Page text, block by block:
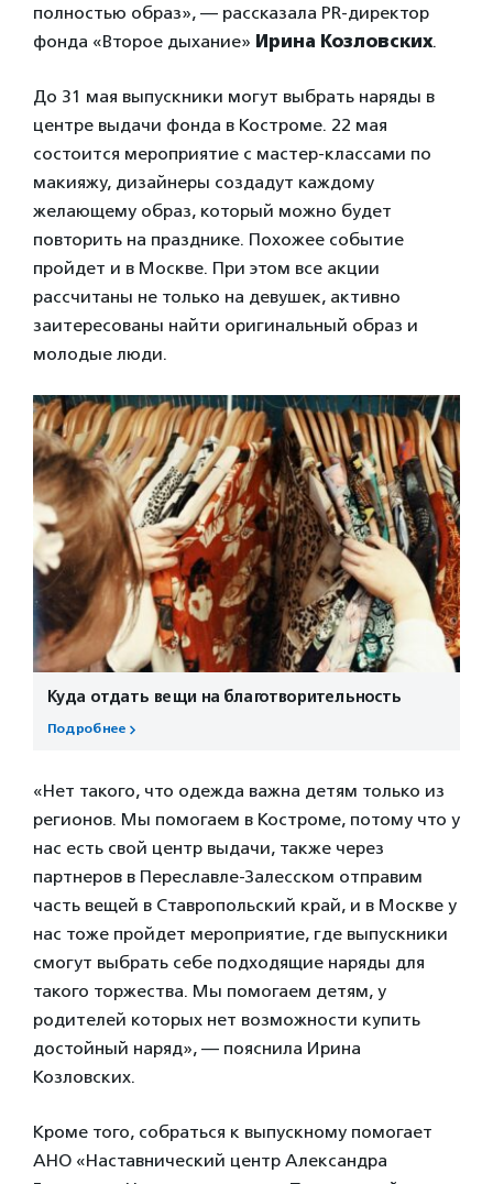
полностью образ», — рассказала PR-директор
фонда «Второе дыхание» Ирина Козловских.
До 31 мая выпускники могут выбрать наряды в
центре выдачи фонда в Костроме. 22 мая
состоится мероприятие с мастер-классами по
макияжу, дизайнеры создадут каждому
желающему образ, который можно будет
повторить на празднике. Похожее событие
пройдет и в Москве. При этом все акции
рассчитаны не только на девушек, активно
заитересованы найти оригинальный образ и
молодые люди.
Куда отдать вещи на благотворительность
Подробнее
«Нет такого, что одежда важна детям только из
регионов. Мы помогаем в Костроме, потому что у
нас есть свой центр выдачи, также через
партнеров в Переславле-Залесском отправим
часть вещей в Ставропольский край, и в Москве у
нас тоже пройдет мероприятие, где выпускники
смогут выбрать себе подходящие наряды для
такого торжества. Мы помогаем детям, у
родителей которых нет возможности купить
достойный наряд», — пояснила Ирина
Козловских.
Кроме того, собраться к выпускному помогает
АНО «Наставнический центр Александра